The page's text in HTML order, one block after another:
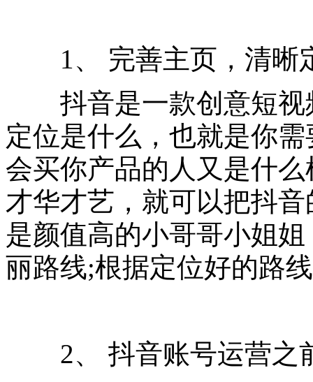
1、 完善主页，清晰
抖音是一款创意短视
定位是什么，也就是你
会买你产品的人又是什
才华才艺，就可以把抖
是颜值高的小哥哥小姐
丽路线;根据定位好的路
2、 抖音账号运营之